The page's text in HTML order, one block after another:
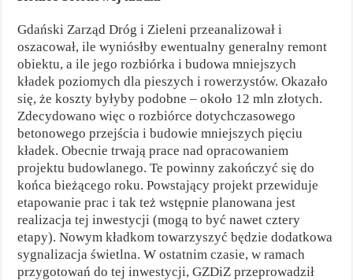
Gdański Zarząd Dróg i Zieleni przeanalizował i
oszacował, ile wyniósłby ewentualny generalny remont
obiektu, a ile jego rozbiórka i budowa mniejszych
kładek poziomych dla pieszych i rowerzystów. Okazało
się, że koszty byłyby podobne – około 12 mln złotych.
Zdecydowano więc o rozbiórce dotychczasowego
betonowego przejścia i budowie mniejszych pięciu
kładek. Obecnie trwają prace nad opracowaniem
projektu budowlanego. Te powinny zakończyć się do
końca bieżącego roku. Powstający projekt przewiduje
etapowanie prac i tak też wstępnie planowana jest
realizacja tej inwestycji (mogą to być nawet cztery
etapy). Nowym kładkom towarzyszyć będzie dodatkowa
sygnalizacja świetlna. W ostatnim czasie, w ramach
przygotowań do tej inwestycji, GZDiZ przeprowadził